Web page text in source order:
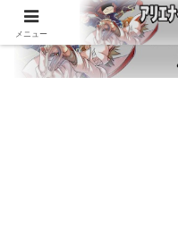
メニュー